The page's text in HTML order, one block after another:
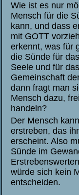
Wie ist es nur
Mensch für die
kann, und dass
mit GOTT
erkennt, was für
die Sünde für
Seele und für
Gemeinschaft
dann fragt man
Mensch dazu,
handeln?
Der Mensch
erstreben, das
erscheint. Also
Sünde im
würde sich kein
entscheiden.